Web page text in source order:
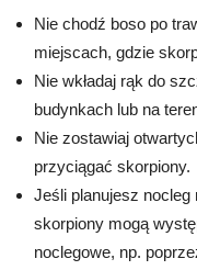
Nie chodź boso po
miejscach, gdzie
Nie wkładaj rąk do
budynkach lub na
Nie zostawiaj
przyciągać skorpiony.
Jeśli planujesz nocleg
skorpiony mogą
noclegowe, np.